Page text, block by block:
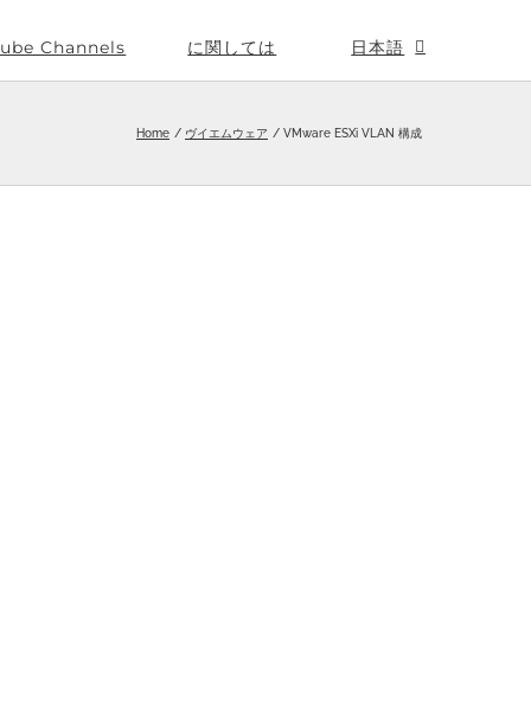
Channels に関しては 日本語
Home ヴイエムウェア VMware ESXi VLAN 構成